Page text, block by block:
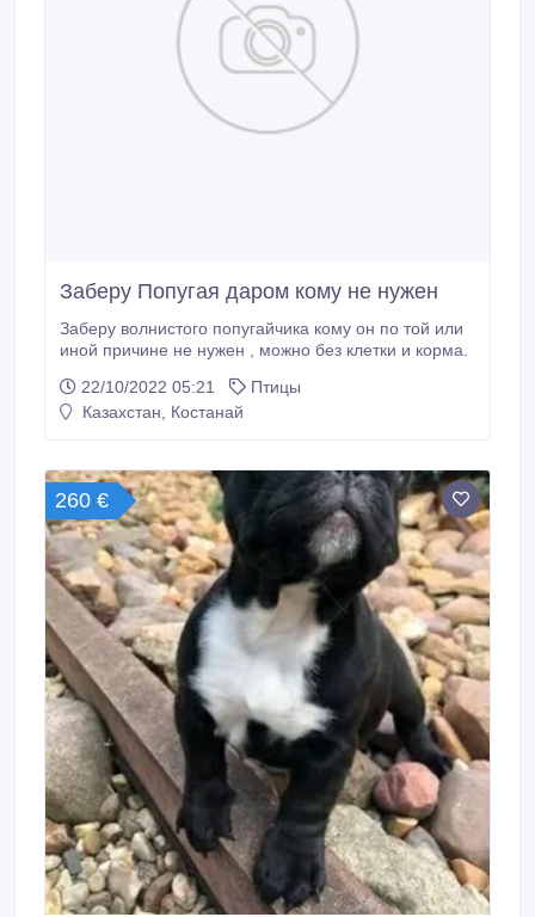
Заберу Попугая даром кому не нужен
Заберу волнистого попугайчика кому он по той или
иной причине не нужен , можно без клетки и корма.
22/10/2022 05:21
Птицы
Казахстан, Костанай
260 €